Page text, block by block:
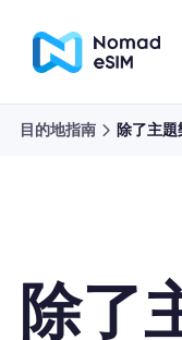
目的地指南 除了主題
除了